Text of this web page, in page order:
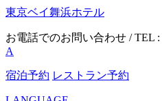
東京ベイ舞浜ホテル
お電話でのお問い合わせ / TEL :
A
宿泊予約 レストラン予約